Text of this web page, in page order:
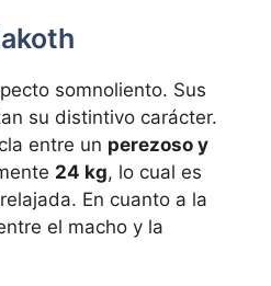
somnoliento. Sus
su distintivo carácter.
entre un perezoso y
24 kg, lo cual es
En cuanto a la
el macho y la